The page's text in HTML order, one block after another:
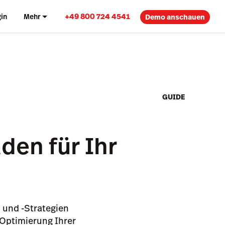
Mehr +49 800 724 4541 Demo anschauen
GUIDE
für Ihr
-Strategien
Ihrer